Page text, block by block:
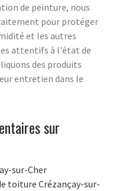
de peinture, nous
pour protéger
et les autres
attentifs à l'état de
des produits
entretien dans le
sur
sur-Cher
toiture Crézançay-sur-